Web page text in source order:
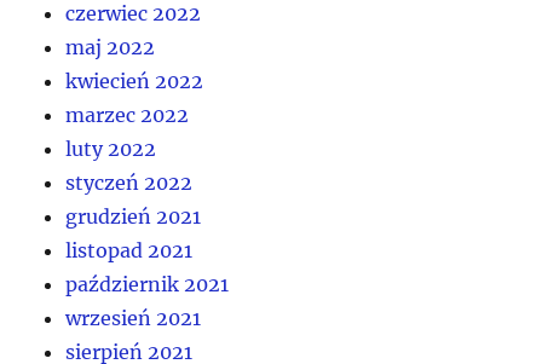
czerwiec 2022
maj 2022
kwiecień 2022
marzec 2022
luty 2022
styczeń 2022
grudzień 2021
listopad 2021
październik 2021
wrzesień 2021
sierpień 2021